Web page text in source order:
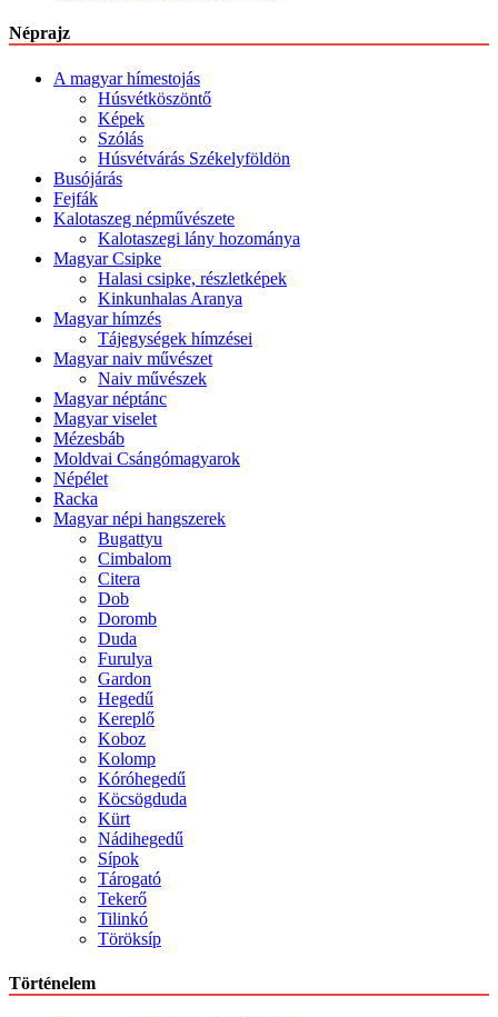
Néprajz
A magyar hímestojás
Húsvétköszöntő
Képek
Szólás
Húsvétvárás Székelyföldön
Busójárás
Fejfák
Kalotaszeg népművészete
Kalotaszegi lány hozománya
Magyar Csipke
Halasi csipke, részletképek
Kinkunhalas Aranya
Magyar hímzés
Tájegységek hímzései
Magyar naiv művészet
Naiv művészek
Magyar néptánc
Magyar viselet
Mézesbáb
Moldvai Csángómagyarok
Népélet
Racka
Magyar népi hangszerek
Bugattyu
Cimbalom
Citera
Dob
Doromb
Duda
Furulya
Gardon
Hegedű
Kereplő
Koboz
Kolomp
Kóróhegedű
Köcsögduda
Kürt
Nádihegedű
Sípok
Tárogató
Tekerő
Tilinkó
Töröksíp
Történelem